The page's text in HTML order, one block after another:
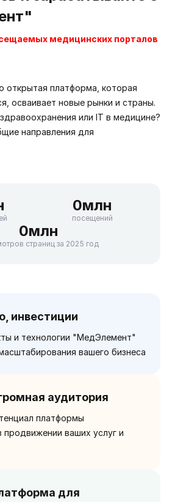
медицинских порталов
платформа, которая
осваивает новые рынки и страны.
или IT в медицине?
направления для
0млн
посещений
0млн
страниц за 2025 год
инвестиции
и технологии "МедЭлемент"
вашего бизнеса
аудитория
платформы
ваших услуг и
для